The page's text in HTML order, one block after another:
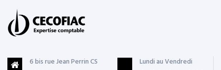
6 bis rue Jean Perrin CS
Lundi au Vendredi